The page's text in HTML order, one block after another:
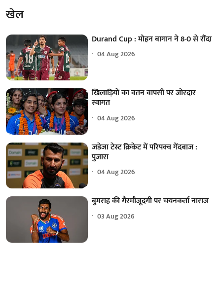
खेल
Durand Cup : मोहन बागान ने 8-0 से रौंदा
04 Aug 2026
खिलाड़ियों का वतन वापसी पर जोरदार
स्वागत
04 Aug 2026
जडेजा टेस्ट क्रिकेट में परिपक्व गेंदबाज :
पुजारा
04 Aug 2026
बुमराह की गैरमौजूदगी पर चयनकर्ता नाराज
03 Aug 2026